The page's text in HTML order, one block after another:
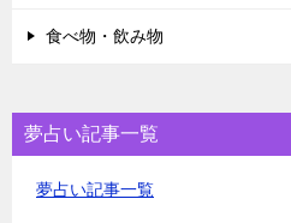
食べ物・飲み物
夢占い記事一覧
夢占い記事一覧